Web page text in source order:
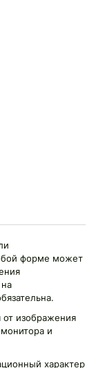
форме может
изображения
и
характер